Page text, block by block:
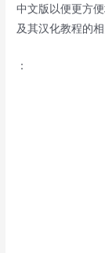
中文版以便更方
及其汉化教程的
：